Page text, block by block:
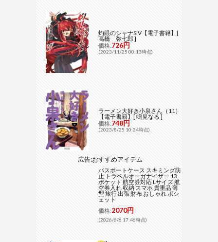
灼眼のシャナSIV【電子書籍】[
高橋 弥七郎 ]
価格:726円
(2023/11/25 00:13時点)
ラーメン大好き小泉さん（11）
【電子書籍】[ 鳴見なる ]
価格:748円
(2023/8/25 10:24時点)
広告:おすすめアイテム
パスポートケース スキミング防
止 トラベルオーガナイザー 13
ポケット 航空券対応 Lサイズ 航
空券入れ 収納 スマホ 貴重品 薄
型 旅行 出張 財布 おしゃれ ポシ
ェット
価格:2070円
(2026/6/6 17:46時点)